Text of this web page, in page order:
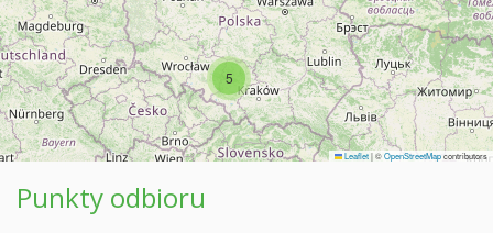
5
Leaflet|©OpenStreetMapcontributors
Punkty odbioru